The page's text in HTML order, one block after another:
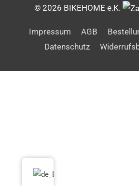
© 2026 BIKEHOME e.K.
Impressum AGB
Datenschutz